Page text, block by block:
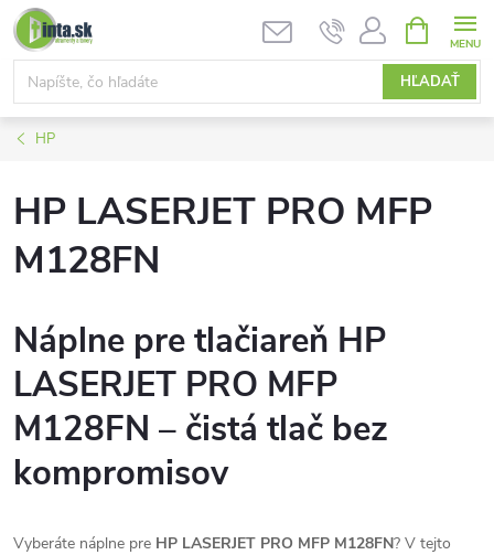
Prejsť
na
obsah
HĽADAŤ
KOŠÍK
HP
HP LASERJET PRO MFP
M128FN
Náplne pre tlačiareň HP
LASERJET PRO MFP
M128FN – čistá tlač bez
kompromisov
Vyberáte náplne pre HP LASERJET PRO MFP M128FN? V tejto